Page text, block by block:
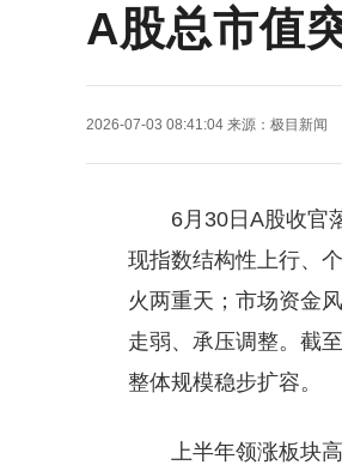
A股总市值
2026-07-03 08:41:04 来源： 极目新闻
6月30日A股收官
现指数结构性上行、
火两重天；市场资金
走弱、承压调整。截
整体规模稳步扩容。
上半年领涨板块